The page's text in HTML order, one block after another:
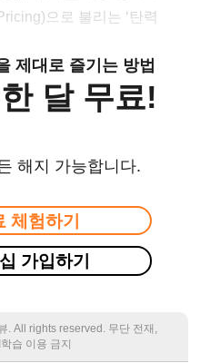
으로 불리는 ‘탄력
제대로 즐기는 방법
달 무료!
해지 가능합니다.
체험하기
가입하기
All rights reserved. 무단 전재,
습 이용 금지